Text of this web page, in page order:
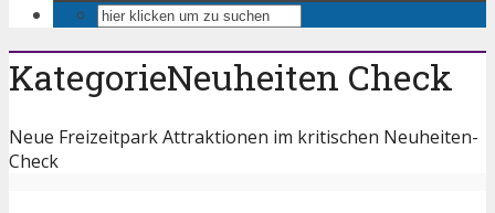
KategorieNeuheiten Check
Neue Freizeitpark Attraktionen im kritischen Neuheiten-
Check